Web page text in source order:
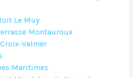
Le Muy
Montauroux
Valmer
Maritimes